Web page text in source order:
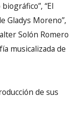
“El
Gladys Moreno”,
Solón Romero
musicalizada de
de sus